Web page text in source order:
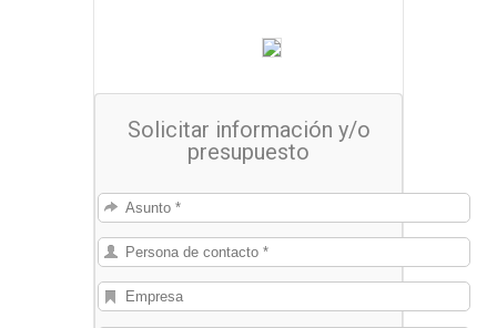
Solicitar información y/o
presupuesto